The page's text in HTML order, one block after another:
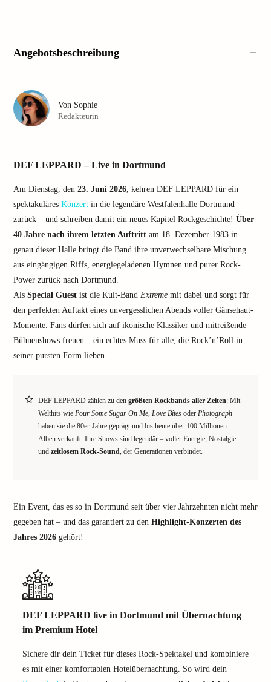
Angebotsbeschreibung
DEF LEPPARD – Live in Dortmund
Am Dienstag, den 23. Juni 2026, kehren DEF LEPPARD für ein
spektakuläres Konzert in die legendäre Westfalenhalle Dortmund
zurück – und schreiben damit ein neues Kapitel Rockgeschichte! Über
40 Jahre nach ihrem letzten Auftritt am 18. Dezember 1983 in
genau dieser Halle bringt die Band ihre unverwechselbare Mischung
aus eingängigen Riffs, energiegeladenen Hymnen und purer Rock-
Power zurück nach Dortmund.
Als Special Guest ist die Kult-Band Extreme mit dabei und sorgt für
den perfekten Auftakt eines unvergesslichen Abends voller Gänsehaut-
Momente. Fans dürfen sich auf ikonische Klassiker und mitreißende
Bühnenshows freuen – ein echtes Muss für alle, die Rock’n’Roll in
seiner pursten Form lieben.
DEF LEPPARD zählen zu den größten Rockbands aller Zeiten: Mit
Welthits wie Pour Some Sugar On Me, Love Bites oder Photograph
haben sie die 80er-Jahre geprägt und bis heute über 100 Millionen
Alben verkauft. Ihre Shows sind legendär – voller Energie, Nostalgie
und zeitlosem Rock-Sound, der Generationen verbindet.
Ein Event, das es so in Dortmund seit über vier Jahrzehnten nicht mehr
gegeben hat – und das garantiert zu den Highlight-Konzerten des
Jahres 2026 gehört!
DEF LEPPARD live in Dortmund mit Übernachtung
im Premium Hotel
Sichere dir dein Ticket für dieses Rock-Spektakel und kombiniere
es mit einer komfortablen Hotelübernachtung. So wird dein
Von Sophie
Redakteurin